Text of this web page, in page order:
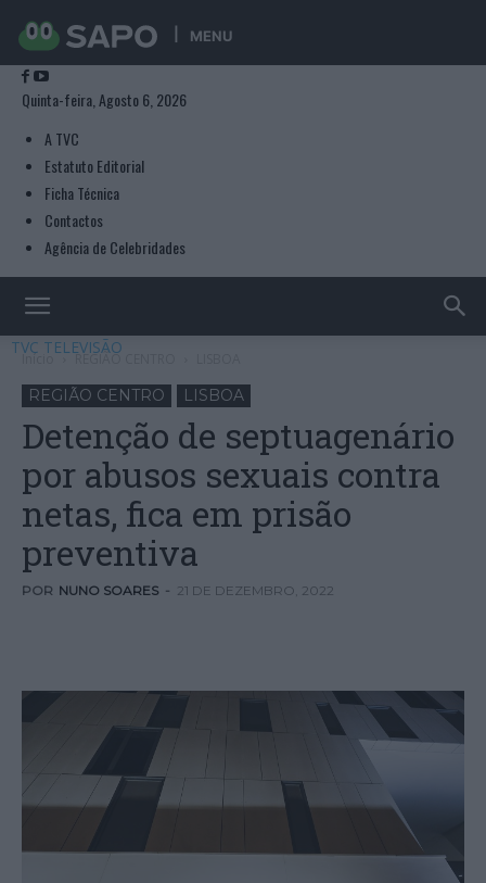
MENU
Quinta-feira, Agosto 6, 2026
A TVC
Estatuto Editorial
Ficha Técnica
Contactos
Agência de Celebridades
TVC TELEVISÃO
Início REGIÃO CENTRO
REGIÃO CENTRO LISBOA
Detenção de septuagenário
por abusos sexuais contra
netas, fica em prisão
preventiva
POR NUNO SOARES - 21 DE DEZEMBRO, 2022